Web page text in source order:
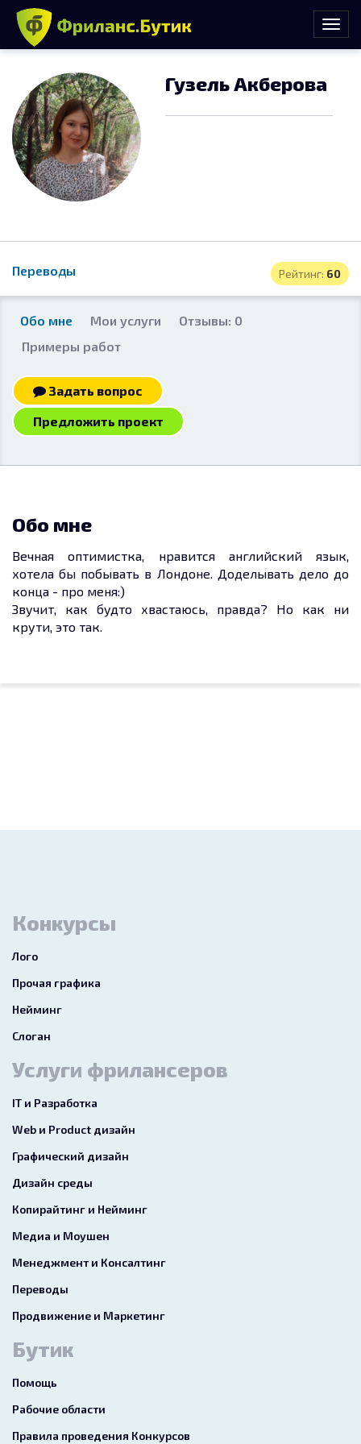
Гузель Акберова
Рейтинг: 60
Переводы
Обо мне Мои услуги
Отзывы: 0
Примеры работ
Задать вопрос
Предложить проект
Обо мне
Вечная оптимистка, нравится английский язык,
хотела бы побывать в Лондоне. Доделывать дело до
конца - про меня:)
Звучит, как будто хвастаюсь, правда? Но как ни
крути, это так.
Конкурсы
Лого
Прочая графика
Нейминг
Слоган
Услуги фрилансеров
IT и Разработка
Web и Product дизайн
Графический дизайн
Дизайн среды
Копирайтинг и Нейминг
Медиа и Моушен
Менеджмент и Консалтинг
Переводы
Продвижение и Маркетинг
Бутик
Помощь
Рабочие области
Правила проведения Конкурсов